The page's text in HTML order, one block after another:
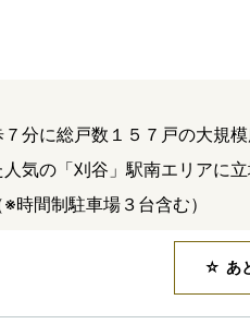
分に総戸数１５７戸の大規
気の「刈谷」駅南エリアに立
時間制駐車場３台含む）
あ